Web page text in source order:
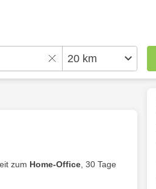
zum Home-Office , 30 Tage